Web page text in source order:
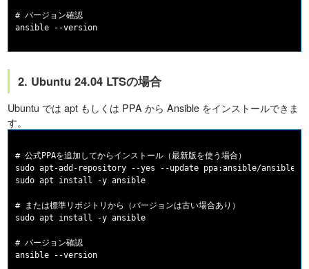
# バージョン確認
2. Ubuntu 24.04 LTSの場合
Ubuntu では apt もしくは PPA から Ansible をインストールできま
す。
# 公式PPAを追加してからインストール（最新版を使う場合）
sudo apt-add-repository --yes --update ppa:ansible/ansible
sudo apt install -y ansible
# または標準リポジトリから（バージョンは古い場合あり）
sudo apt install -y ansible
# バージョン確認